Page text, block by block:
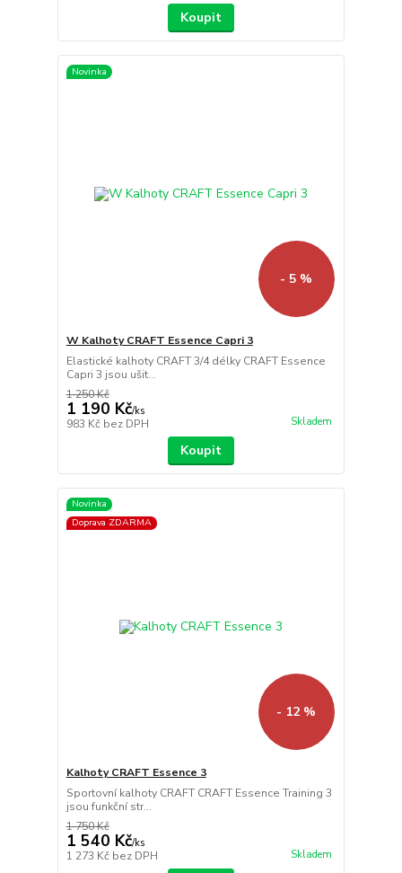
Koupit
Novinka
- 5 %
W Kalhoty CRAFT Essence Capri 3
Elastické kalhoty CRAFT 3/4 délky CRAFT Essence
Capri 3 jsou ušit...
1 250 Kč
1 190 Kč/ks
983 Kč bez DPH Skladem
Koupit
Novinka
Doprava ZDARMA
- 12 %
Kalhoty CRAFT Essence 3
Sportovní kalhoty CRAFT CRAFT Essence Training 3
jsou funkční str...
1 750 Kč
1 540 Kč/ks
1 273 Kč bez DPH Skladem